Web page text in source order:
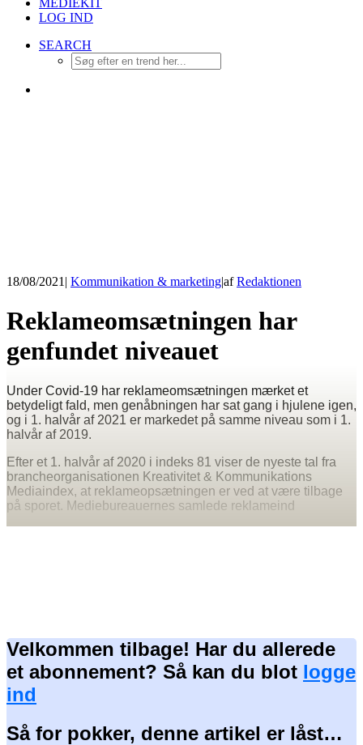
MEDIEKIT
LOG IND
SEARCH
18/08/2021 | Kommunikation & marketing|afRedaktionen
Reklameomsætningen har
genfundet niveauet
Under Covid-19 har reklameomsætningen mærket et
betydeligt fald, men genåbningen har sat gang i hjulene igen,
og i 1. halvår af 2021 er markedet på samme niveau som i 1.
halvår af 2019.
Efter et 1. halvår af 2020 i indeks 81 viser de nyeste tal fra
brancheorganisationen Kreativitet & Kommunikations
Mediaindex, at reklameopsætningen er ved at være tilbage
på sporet. Mediebureauernes samlede reklameind
Velkommen tilbage! Har du allerede
et abonnement? Så kan du blot logge
ind
Så for pokker, denne artikel er låst…